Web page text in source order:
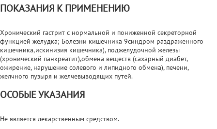
ПОКАЗАНИЯ К ПРИМЕНЕНИЮ
Хронический гастрит с нормальной и пониженной секреторной
функцией желудка; Болезни кишечника 9синдром раздраженного
кишечника,искинизия кишечника), поджелудочной железы
(хронический панкреатит),обмена веществ (сахарный диабет,
ожирение, нарушение солевого и липидного обмена), печени,
желчного пузыря и желчевыводящих путей.
ОСОБЫЕ УКАЗАНИЯ
Не является лекарственным средством.